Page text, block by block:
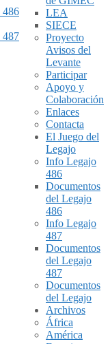
486
487
LEA
SIECE
Proyecto
Avisos del
Levante
Participar
Apoyo y
Colaboración
Enlaces
Contacta
El Juego del
Legajo
Info Legajo
486
Documentos
del Legajo
486
Info Legajo
487
Documentos
del Legajo
487
Documentos
del Legajo
Archivos
África
América